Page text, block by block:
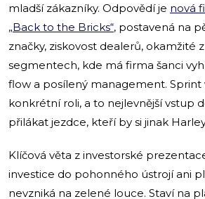
mladší zákazníky. Odpovědí je nová
„Back to the Bricks“, postavená na
značky, ziskovost dealerů, okamžité
segmentech, kde má firma šanci
flow a posílený management. Sprint
konkrétní roli, a to nejlevnější vstup
přilákat jezdce, kteří by si jinak
Klíčová věta z investorské
investice do pohonného ústrojí ani
nevzniká na zelené louce. Staví na